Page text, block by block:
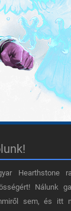
Hearthstone​
Nálunk
sem, és itt